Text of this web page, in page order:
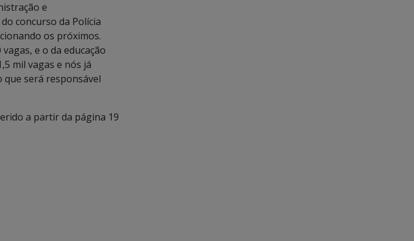
e
concurso da Polícia
os próximos.
e o da educação
mil vagas e nós já
será responsável
a partir da página 19